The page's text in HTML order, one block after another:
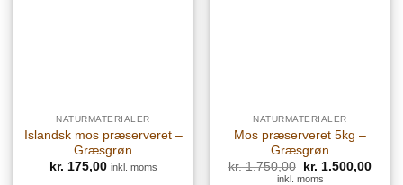
NATURMATERIALER
Islandsk mos præserveret –
Græsgrøn
kr. 175,00 inkl. moms
NATURMATERIALER
Mos præserveret 5kg –
Græsgrøn
kr.1.750,00
Den
oprindelige
kr. 1.500,00Den
inkl. moms